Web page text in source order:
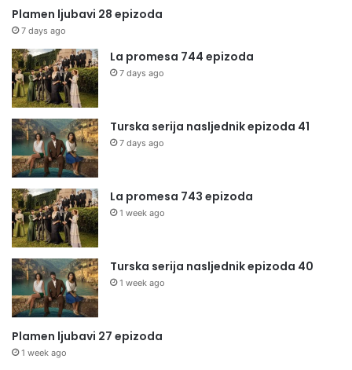
Plamen ljubavi 28 epizoda
7 days ago
La promesa 744 epizoda
7 days ago
Turska serija nasljednik epizoda 41
7 days ago
La promesa 743 epizoda
1 week ago
Turska serija nasljednik epizoda 40
1 week ago
Plamen ljubavi 27 epizoda
1 week ago